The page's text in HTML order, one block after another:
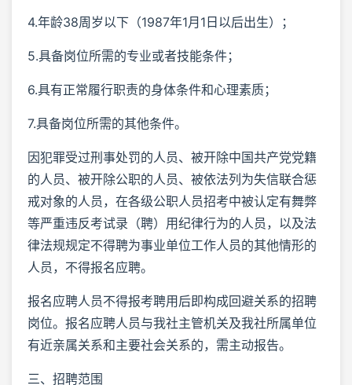
4.年龄38周岁以下（1987年1月1日以后出生）；
5.具备岗位所需的专业或者技能条件；
6.具有正常履行职责的身体条件和心理素质；
7.具备岗位所需的其他条件。
因犯罪受过刑事处罚的人员、被开除中国共产党党籍
的人员、被开除公职的人员、被依法列为失信联合惩
戒对象的人员，在各级公职人员招考中被认定有舞弊
等严重违反考试录（聘）用纪律行为的人员，以及法
律法规规定不得聘为事业单位工作人员的其他情形的
人员，不得报名应聘。
报名应聘人员不得报考聘用后即构成回避关系的招聘
岗位。报名应聘人员与我社主管机关及我社所属单位
有近亲属关系和主要社会关系的，需主动报告。
三、招聘范围